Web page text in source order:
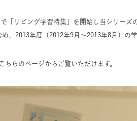
「リビング学習特集」を開始し当シリーズ
、2013年度（2012年9月〜2013年8月）の
ちらのページからご覧いただけます。